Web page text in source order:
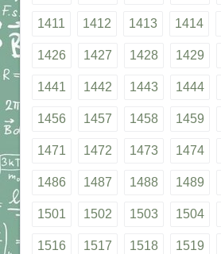
1411 1412 1413 1414
1426 1427 1428 1429
1441 1442 1443 1444
1456 1457 1458 1459
1471 1472 1473 1474
1486 1487 1488 1489
1501 1502 1503 1504
1516 1517 1518 1519